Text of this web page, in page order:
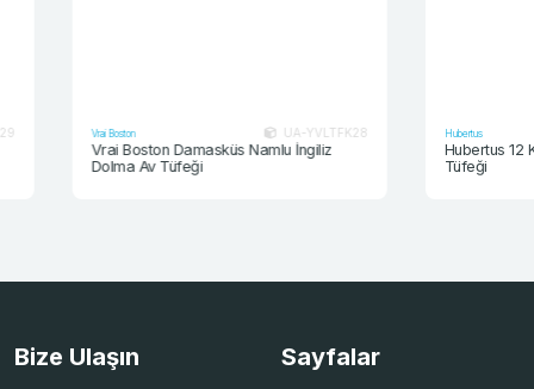
Vrai Boston UA-YVLTFK28
Vrai Boston Damasküs Namlu İngiliz
Dolma Av Tüfeği
Hubertus 12
Tüfeği
Bize Ulaşın Sayfalar